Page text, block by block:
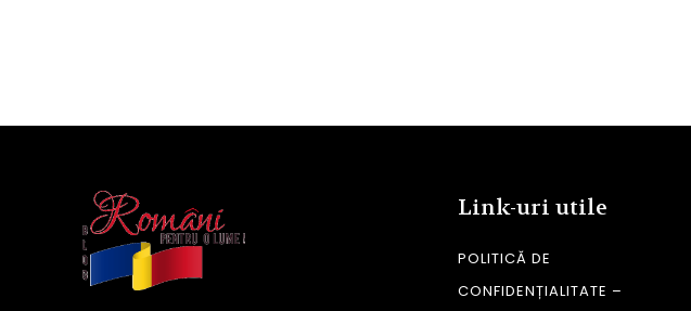
Link-uri utile
POLITICĂ DE
CONFIDENȚIALITATE –